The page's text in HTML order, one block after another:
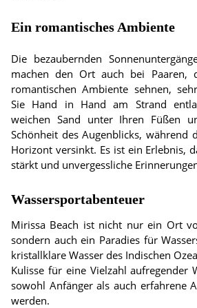
Ein romantisches Ambiente
Die bezaubernden
machen den Ort auch bei Paaren,
romantischen Ambiente sehnen,
Sie Hand in Hand am Strand
weichen Sand unter Ihren Füßen
Schönheit des Augenblicks, während
Horizont versinkt. Es ist ein Erlebnis,
stärkt und unvergessliche
Wassersportabenteuer
Mirissa Beach ist nicht nur ein Ort
sondern auch ein Paradies für
kristallklare Wasser des Indischen
Kulisse für eine Vielzahl aufregender
sowohl Anfänger als auch erfahrene
werden.